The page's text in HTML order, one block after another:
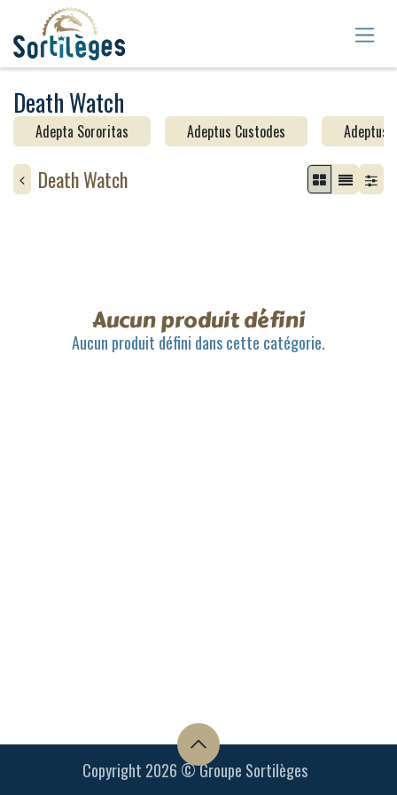
Se rendre au contenu
Death Watch
Adepta Sororitas Adeptus Custodes Adeptus
Death Watch
Aucun produit défini
Aucun produit défini dans cette catégorie.
Copyright 2026 © Groupe Sortilèges